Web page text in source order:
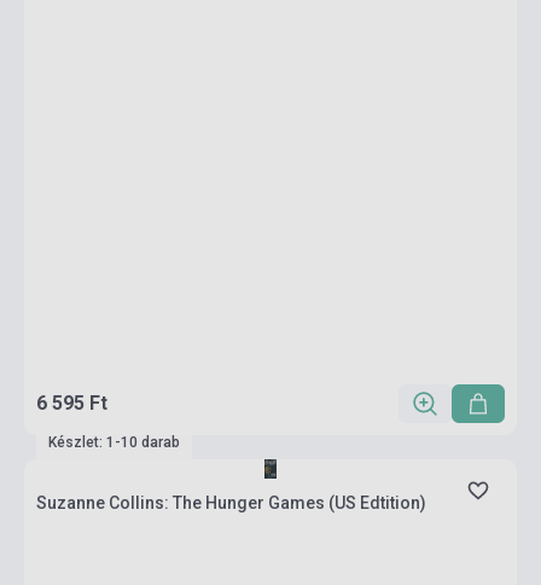
6 595 Ft
Készlet: 1-10 darab
Suzanne Collins: The Hunger Games (US Edtition)